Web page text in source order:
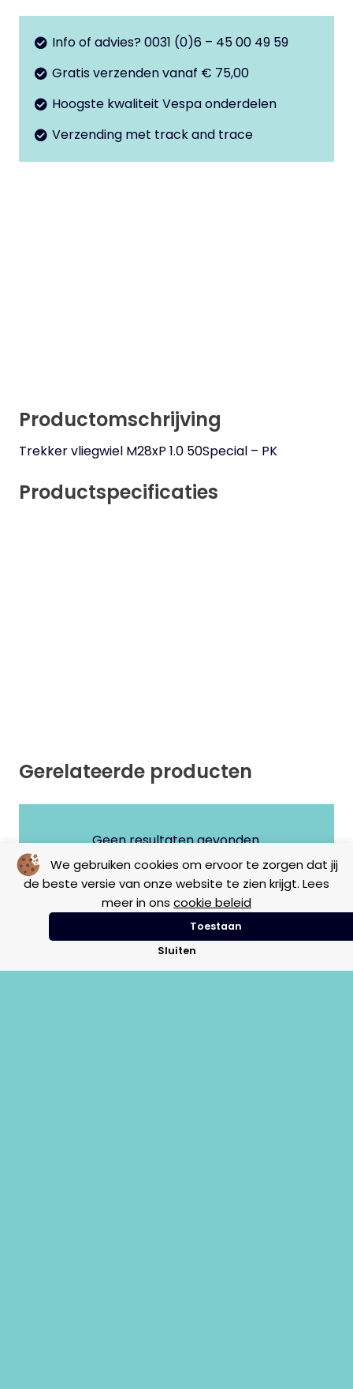
We gebruiken cookies om ervoor te zorgen dat jij
de beste versie van onze website te zien krijgt. Lees
meer in ons cookie beleid
Toestaan
Sluiten
Special
aantal
Info of advies? 0031 (0)6 – 45 00 49 59
Gratis verzenden vanaf € 75,00
Hoogste kwaliteit Vespa onderdelen
Verzending met track and trace
Productomschrijving
Trekker vliegwiel M28xP 1.0 50Special – PK
Productspecificaties
Gerelateerde producten
Geen resultaten gevonden.